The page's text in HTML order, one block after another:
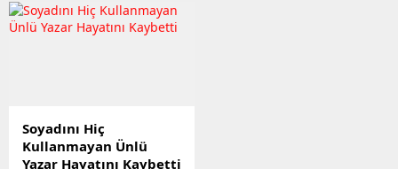
Soyadını Hiç
Kullanmayan Ünlü
Yazar Hayatını Kaybetti